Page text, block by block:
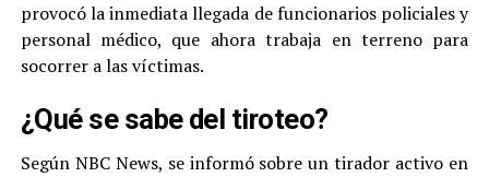
provocó la inmediata llegada de funcionarios policiales y
personal médico, que ahora trabaja en terreno para
socorrer a las víctimas.
¿Qué se sabe del tiroteo?
Según NBC News, se informó sobre un tirador activo en